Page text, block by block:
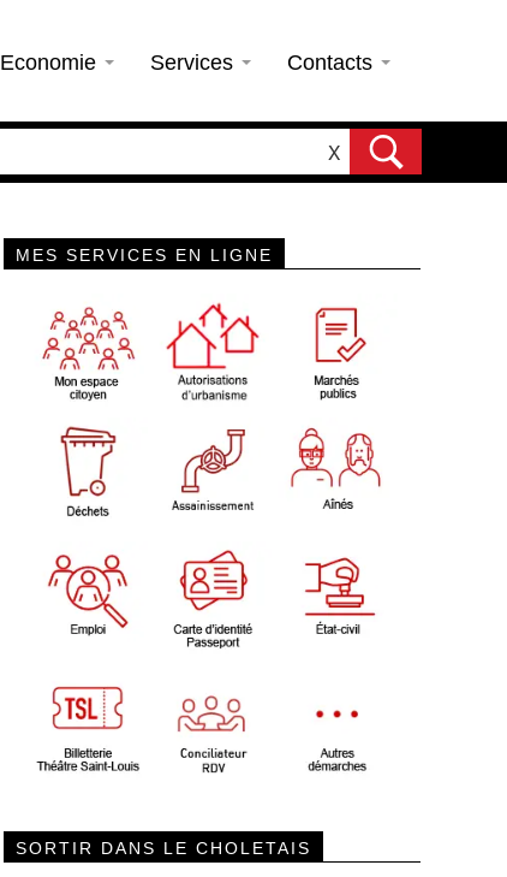
Economie Services Contacts
X
MES SERVICES EN LIGNE
SORTIR DANS LE CHOLETAIS